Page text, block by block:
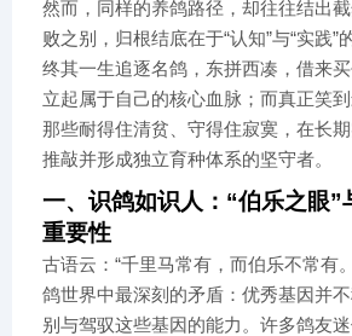
然而，同样的养鸽路径，却往往结出
败之别，归根结底在于“认知”与“实践”
终其一生追逐名鸽，东拼西凑，借来
立起属于自己的核心血脉；而真正笑
那些耐得住清贫、守得住寂寞，在长期
推敲并形成独立育种体系的坚守者。
一、识鸽如识人：“伯乐之眼”
重要性
古语云：“千里马常有，而伯乐不常有
鸽世界中最深刻的矛盾：优秀基因并
别与驾驭这些基因的能力。许多鸽友迷